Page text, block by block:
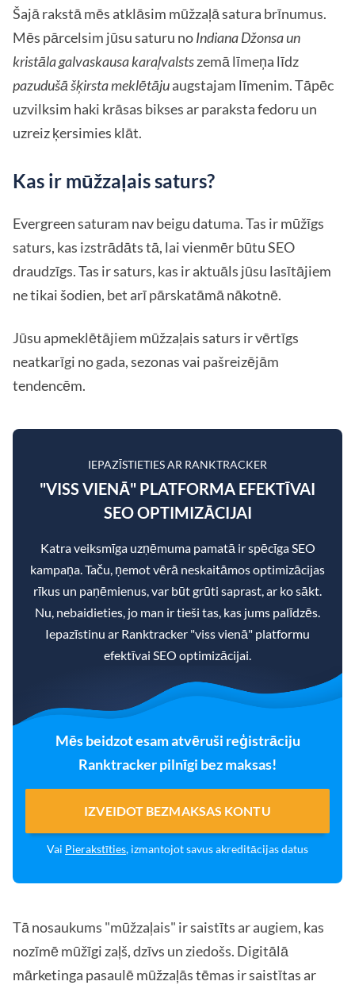
Šajā rakstā mēs atklāsim mūžzaļā satura brīnumus.
Mēs pārcelsim jūsu saturu noIndiana Džonsa un
kristāla galvaskausa karaļvalstszemā līmeņa līdz
pazudušā šķirsta meklētājuaugstajam līmenim. Tāpēc
uzvilksim haki krāsas bikses ar paraksta fedoru un
uzreiz ķersimies klāt.
Kas ir mūžzaļais saturs?
Evergreen saturam nav beigu datuma. Tas ir mūžīgs
saturs, kas izstrādāts tā, lai vienmēr būtu SEO
draudzīgs. Tas ir saturs, kas ir aktuāls jūsu lasītājiem
ne tikai šodien, bet arī pārskatāmā nākotnē.
Jūsu apmeklētājiem mūžzaļais saturs ir vērtīgs
neatkarīgi no gada, sezonas vai pašreizējām
tendencēm.
IEPAZĪSTIETIES AR RANKTRACKER
"VISS VIENĀ" PLATFORMA EFEKTĪVAI
SEO OPTIMIZĀCIJAI
Katra veiksmīga uzņēmuma pamatā ir spēcīga SEO
kampaņa. Taču, ņemot vērā neskaitāmos optimizācijas
rīkus un paņēmienus, var būt grūti saprast, ar ko sākt.
Nu, nebaidieties, jo man ir tieši tas, kas jums palīdzēs.
Iepazīstinu ar Ranktracker "viss vienā" platformu
efektīvai SEO optimizācijai.
Mēs beidzot esam atvēruši reģistrāciju
Ranktracker pilnīgi bez maksas!
IZVEIDOT BEZMAKSAS KONTU
Vai Pierakstīties, izmantojot savus akreditācijas datus
Tā nosaukums "mūžzaļais" ir saistīts ar augiem, kas
nozīmē mūžīgi zaļš, dzīvs un ziedošs. Digitālā
mārketinga pasaulē mūžzaļās tēmas ir saistītas ar